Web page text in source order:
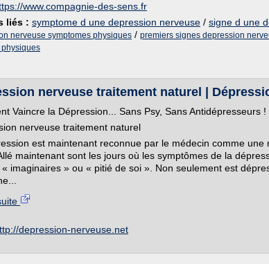
www.compagnie-des-sens.fr
liés : symptome d une depression nerveuse / signe d une
nerveuse symptomes physiques / premiers signes depression
nerveuse traitement naturel |
Vaincre la Dépression... Sans Psy, Sans Antidépresseurs !
nerveuse traitement naturel
est maintenant reconnue par le médecin comme une
maintenant sont les jours où les symptômes de la
imaginaires » ou « pitié de soi ». Non seulement est
depression-nerveuse.net